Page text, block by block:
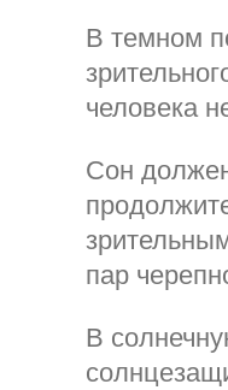
В темном
человека
Сон
пар
В